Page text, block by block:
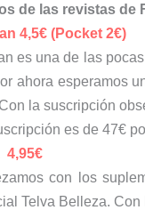
de las revistas de
4,5€ (Pocket 2€)
es una de las
ahora esperamos
la suscripción
es de 47€
4,95€
con los
Telva Belleza.